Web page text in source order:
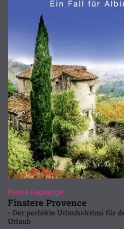
Pierre Lagrange
Finstere Provence
- Der perfekte Urlaubskrimi für
Urlaub